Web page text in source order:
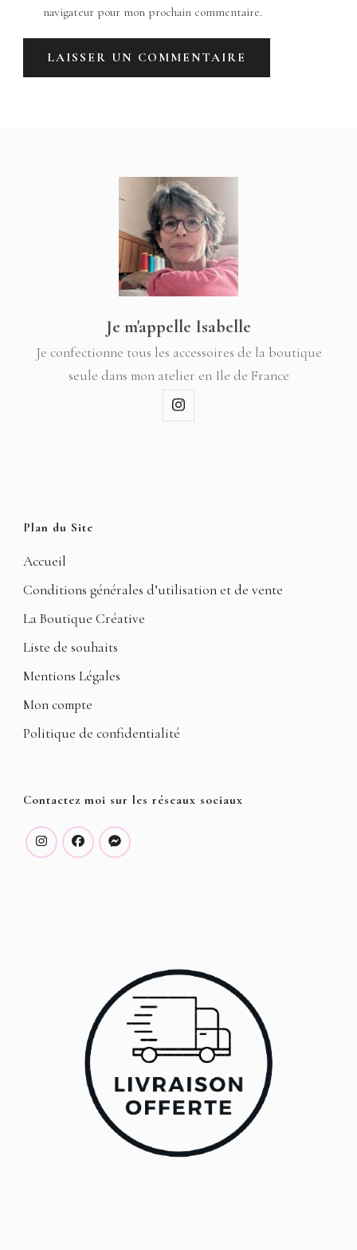
navigateur pour mon prochain commentaire.
Je m'appelle Isabelle
Je confectionne tous les accessoires de la boutique
seule dans mon atelier en Ile de France
Plan du Site
Accueil
Conditions générales d’utilisation et de vente
La Boutique Créative
Liste de souhaits
Mentions Légales
Mon compte
Politique de confidentialité
Contactez moi sur les réseaux sociaux